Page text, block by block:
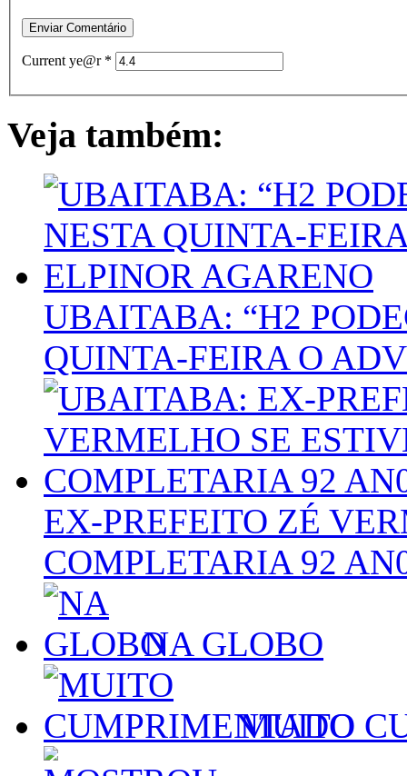
Current ye@r *
Veja também:
UBAITABA: “H2
QUINTA-FEIRA O
EX-PREFEITO ZÉ
COMPLETARIA 92
NA GLOBO
MUITO